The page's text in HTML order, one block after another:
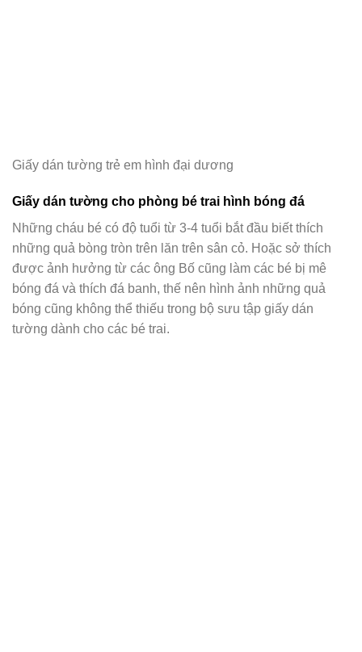
Giấy dán tường trẻ em hình đại dương
Giấy dán tường cho phòng bé trai hình bóng đá
Những cháu bé có độ tuổi từ 3-4 tuổi bắt đầu biết thích
những quả bòng tròn trên lăn trên sân cỏ. Hoặc sở thích
được ảnh hưởng từ các ông Bố cũng làm các bé bị mê
bóng đá và thích đá banh, thế nên hình ảnh những quả
bóng cũng không thể thiếu trong bộ sưu tập giấy dán
tường dành cho các bé trai.